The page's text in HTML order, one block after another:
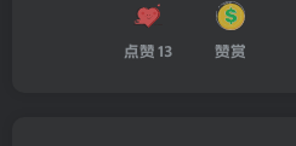
点赞 13 赞赏